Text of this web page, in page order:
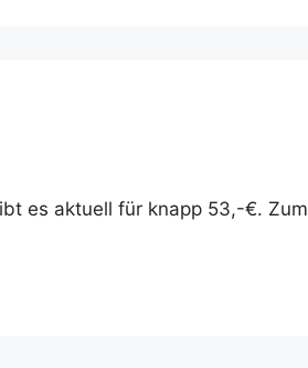
es aktu­ell für knapp 53,-€. Zum